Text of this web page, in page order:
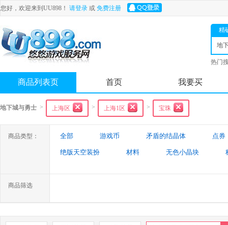
您好，欢迎来到UU898！ 请登录 或 免费注册
精
地
士
热门
商品列表页 首页 我要买
地下城与勇士 > 上海区 > 上海1区 > 宝珠
商品类型： 全部 游戏币 矛盾的结晶体 点券
绝版天空装扮 材料 无色小晶块
商品筛选